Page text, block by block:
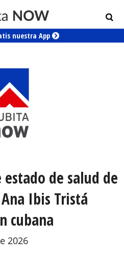
nuestra App
de salud de
Ibis Tristá
cubana
2026